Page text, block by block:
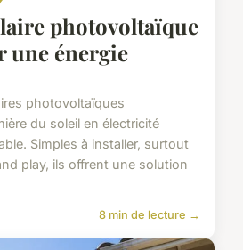
photovoltaïque
une énergie
photovoltaïques
du soleil en électricité
Simples à installer, surtout
play, ils offrent une solution
8 min de lecture →